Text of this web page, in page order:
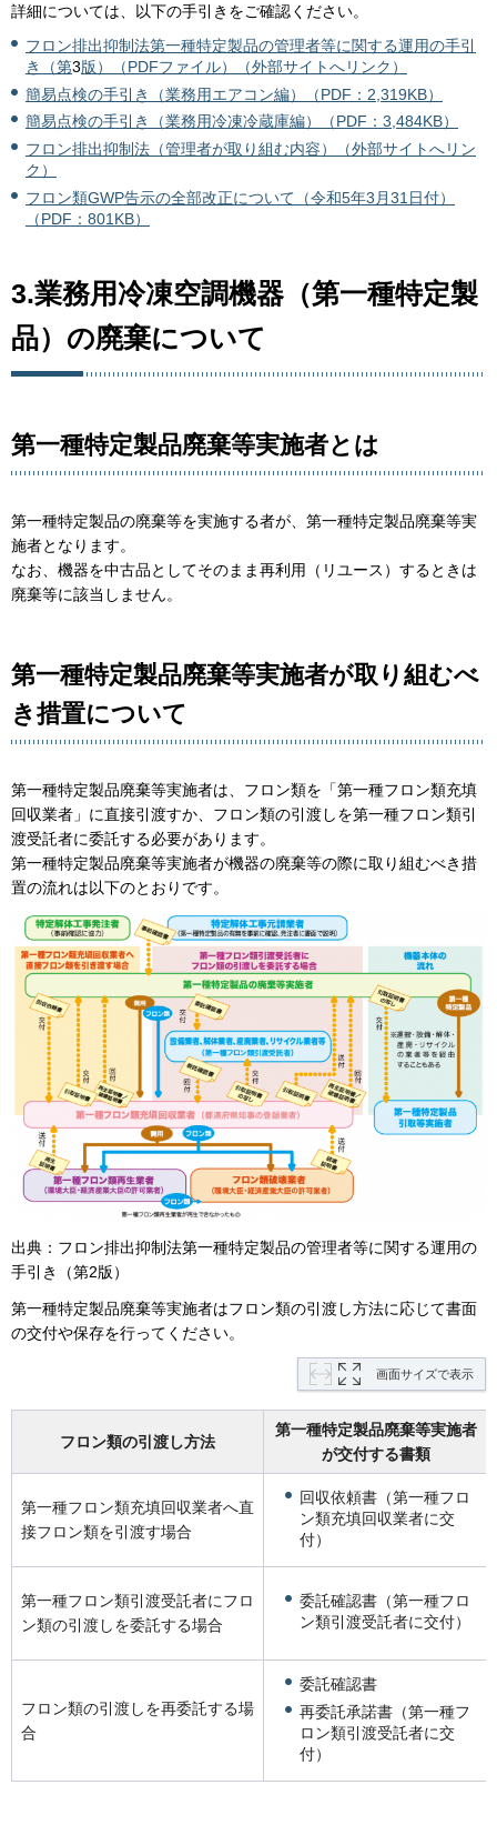
詳細については、以下の手引きをご確認ください。
フロン排出抑制法第一種特定製品の管理者等に関する運用の手引
き（第3版）（PDFファイル）（外部サイトへリンク）
簡易点検の手引き（業務用エアコン編）（PDF：2,319KB）
簡易点検の手引き（業務用冷凍冷蔵庫編）（PDF：3,484KB）
フロン排出抑制法（管理者が取り組む内容）（外部サイトへリン
ク）
フロン類GWP告示の全部改正について（令和5年3月31日付）
（PDF：801KB）
3.業務用冷凍空調機器（第一種特定製
品）の廃棄について
第一種特定製品廃棄等実施者とは
第一種特定製品の廃棄等を実施する者が、第一種特定製品廃棄等実
施者となります。
なお、機器を中古品としてそのまま再利用（リユース）するときは
廃棄等に該当しません。
第一種特定製品廃棄等実施者が取り組むべ
き措置について
第一種特定製品廃棄等実施者は、フロン類を「第一種フロン類充填
回収業者」に直接引渡すか、フロン類の引渡しを第一種フロン類引
渡受託者に委託する必要があります。
第一種特定製品廃棄等実施者が機器の廃棄等の際に取り組むべき措
置の流れは以下のとおりです。
出典：フロン排出抑制法第一種特定製品の管理者等に関する運用の
手引き（第2版）
第一種特定製品廃棄等実施者はフロン類の引渡し方法に応じて書面
の交付や保存を行ってください。
画面サイズで表示
フロン類の引渡し方法
第一種特定製品廃棄等実施者
が交付する書類
第一種フロン類充填回収業者へ直
接フロン類を引渡す場合
回収依頼書（第一種フロ
ン類充填回収業者に交
付）
第一種フロン類引渡受託者にフロ
ン類の引渡しを委託する場合
委託確認書（第一種フロ
ン類引渡受託者に交付）
フロン類の引渡しを再委託する場
合
委託確認書
再委託承諾書（第一種フ
ロン類引渡受託者に交
付）